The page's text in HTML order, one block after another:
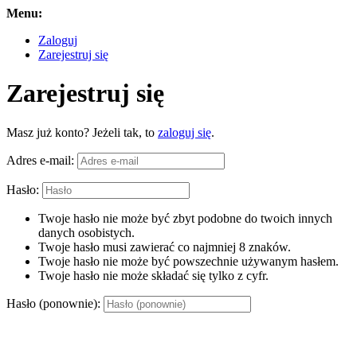
Menu:
Zaloguj
Zarejestruj się
Zarejestruj się
Masz już konto? Jeżeli tak, to zaloguj się.
Adres e-mail:
Hasło:
Twoje hasło nie może być zbyt podobne do twoich innych
danych osobistych.
Twoje hasło musi zawierać co najmniej 8 znaków.
Twoje hasło nie może być powszechnie używanym hasłem.
Twoje hasło nie może składać się tylko z cyfr.
Hasło (ponownie):